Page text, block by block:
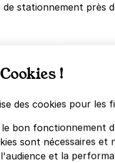
de stationnement près
pour une visite
!
des cookies pour les
bon fonctionnement
sont nécessaires et
et la